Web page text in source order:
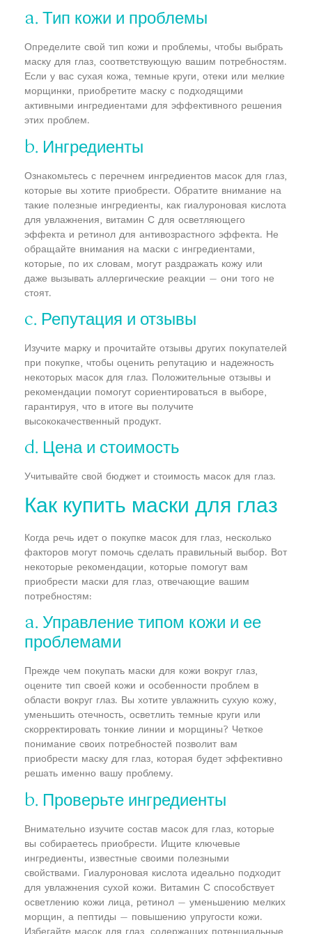
a. Тип кожи и проблемы
Определите свой тип кожи и проблемы, чтобы выбрать
маску для глаз, соответствующую вашим потребностям.
Если у вас сухая кожа, темные круги, отеки или мелкие
морщинки, приобретите маску с подходящими
активными ингредиентами для эффективного решения
этих проблем.
b. Ингредиенты
Ознакомьтесь с перечнем ингредиентов масок для глаз,
которые вы хотите приобрести. Обратите внимание на
такие полезные ингредиенты, как гиалуроновая кислота
для увлажнения, витамин С для осветляющего
эффекта и ретинол для антивозрастного эффекта. Не
обращайте внимания на маски с ингредиентами,
которые, по их словам, могут раздражать кожу или
даже вызывать аллергические реакции — они того не
стоят.
c. Репутация и отзывы
Изучите марку и прочитайте отзывы других покупателей
при покупке, чтобы оценить репутацию и надежность
некоторых масок для глаз. Положительные отзывы и
рекомендации помогут сориентироваться в выборе,
гарантируя, что в итоге вы получите
высококачественный продукт.
d. Цена и стоимость
Учитывайте свой бюджет и стоимость масок для глаз.
Как купить маски для глаз
Когда речь идет о покупке масок для глаз, несколько
факторов могут помочь сделать правильный выбор. Вот
некоторые рекомендации, которые помогут вам
приобрести маски для глаз, отвечающие вашим
потребностям:
a. Управление типом кожи и ее
проблемами
Прежде чем покупать маски для кожи вокруг глаз,
оцените тип своей кожи и особенности проблем в
области вокруг глаз. Вы хотите увлажнить сухую кожу,
уменьшить отечность, осветлить темные круги или
скорректировать тонкие линии и морщины? Четкое
понимание своих потребностей позволит вам
приобрести маску для глаз, которая будет эффективно
решать именно вашу проблему.
b. Проверьте ингредиенты
Внимательно изучите состав масок для глаз, которые
вы собираетесь приобрести. Ищите ключевые
ингредиенты, известные своими полезными
свойствами. Гиалуроновая кислота идеально подходит
для увлажнения сухой кожи. Витамин С способствует
осветлению кожи лица, ретинол — уменьшению мелких
морщин, а пептиды — повышению упругости кожи.
Избегайте масок для глаз, содержащих потенциальные